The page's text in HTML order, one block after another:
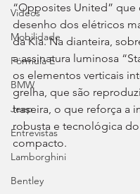
Videos
Mobilidade
Fórmula E
BMW
Jeep
Entrevistas
Lamborghini
Bentley
“Opposites United” que
desenho dos elétricos
da Kia. Na dianteira,
a assinatura luminosa
os elementos verticais
grelha, que são
traseira, o que reforça a
robusta e tecnológica do
compacto.